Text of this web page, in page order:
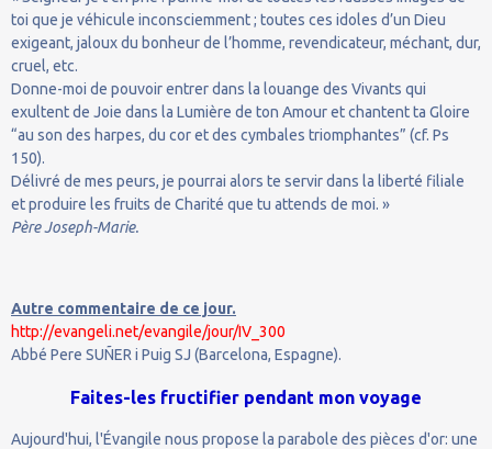
toi que je véhicule inconsciemment ; toutes ces idoles d’un Dieu
exigeant, jaloux du bonheur de l’homme, revendicateur, méchant, dur,
cruel, etc.
Donne-moi de pouvoir entrer dans la louange des Vivants qui
exultent de Joie dans la Lumière de ton Amour et chantent ta Gloire
“au son des harpes, du cor et des cymbales triomphantes” (cf. Ps
150).
Délivré de mes peurs, je pourrai alors te servir dans la liberté filiale
et produire les fruits de Charité que tu attends de moi. »
Père Joseph-Marie.
Autre commentaire de ce jour.
http://evangeli.net/evangile/jour/IV_300
Abbé Pere SUÑER i Puig SJ (Barcelona, Espagne).
Faites-les fructifier pendant mon voyage
Aujourd'hui, l'Évangile nous propose la parabole des pièces d'or: une